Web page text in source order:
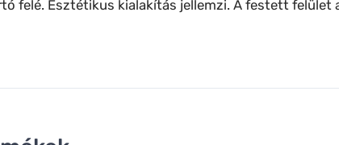
felé. Esztétikus kialakítás jellemzi. A festett